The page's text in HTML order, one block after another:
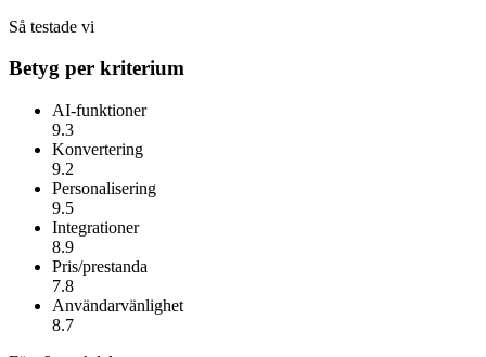
Så testade vi
Betyg per kriterium
AI-funktioner
9.3
Konvertering
9.2
Personalisering
9.5
Integrationer
8.9
Pris/prestanda
7.8
Användarvänlighet
8.7